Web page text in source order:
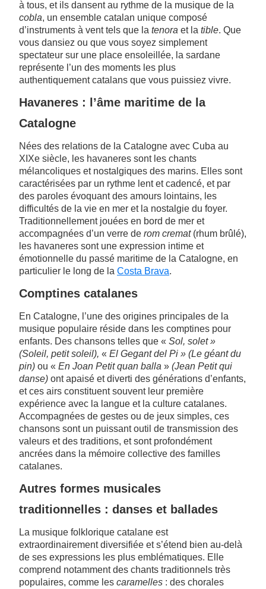
à tous, et ils dansent au rythme de la musique de la
cobla, un ensemble catalan unique composé
d’instruments à vent tels que la tenora et la tible. Que
vous dansiez ou que vous soyez simplement
spectateur sur une place ensoleillée, la sardane
représente l’un des moments les plus
authentiquement catalans que vous puissiez vivre.
Havaneres : l’âme maritime de la
Catalogne
Nées des relations de la Catalogne avec Cuba au
XIXe siècle, les havaneres sont les chants
mélancoliques et nostalgiques des marins. Elles sont
caractérisées par un rythme lent et cadencé, et par
des paroles évoquant des amours lointains, les
difficultés de la vie en mer et la nostalgie du foyer.
Traditionnellement jouées en bord de mer et
accompagnées d’un verre de rom cremat(rhum brûlé),
les havaneres sont une expression intime et
émotionnelle du passé maritime de la Catalogne, en
particulier le long de la Costa Brava.
Comptines catalanes
En Catalogne, l’une des origines principales de la
musique populaire réside dans les comptines pour
enfants. Des chansons telles que « Sol, solet »
(Soleil, petit soleil), « El Gegant del Pi » (Le géant du
pin) ou « En Joan Petit quan balla » (Jean Petit qui
danse) ont apaisé et diverti des générations d’enfants,
et ces airs constituent souvent leur première
expérience avec la langue et la culture catalanes.
Accompagnées de gestes ou de jeux simples, ces
chansons sont un puissant outil de transmission des
valeurs et des traditions, et sont profondément
ancrées dans la mémoire collective des familles
catalanes.
Autres formes musicales
traditionnelles : danses et ballades
La musique folklorique catalane est
extraordinairement diversifiée et s’étend bien au-delà
de ses expressions les plus emblématiques. Elle
comprend notamment des chants traditionnels très
populaires, comme les caramelles : des chorales